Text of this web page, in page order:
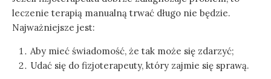
leczenie terapią manualną trwać długo nie będzie.
Najważniejsze jest:
Aby mieć świadomość, że tak może się zdarzyć;
Udać się do fizjoterapeuty, który zajmie się sprawą.